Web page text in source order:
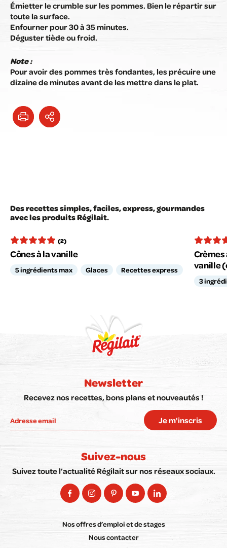
Émietter le crumble sur les pommes. Bien le répartir sur
toute la surface.
Enfourner pour 30 à 35 minutes.
Déguster tiède ou froid.
Note :
Pour avoir des pommes très fondantes, les précuire une
dizaine de minutes avant de les mettre dans le plat.
Des recettes simples, faciles, express, gourmandes
avec les produits Régilait.
(2)
Cônes à la vanille
5 ingrédients max Glaces Recettes express
vanille
3
Newsletter
Recevez nos recettes, bons plans et nouveautés !
Je m'inscris
Suivez-nous
Suivez toute l’actualité Régilait sur nos réseaux sociaux.
Nos offres d’emploi et de stages
Nous contacter